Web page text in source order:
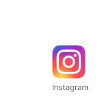
Instagram